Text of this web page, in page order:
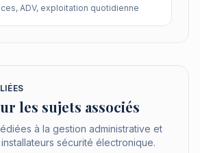
ADV, exploitation quotidienne
les sujets associés
à la gestion administrative et
sécurité électronique.